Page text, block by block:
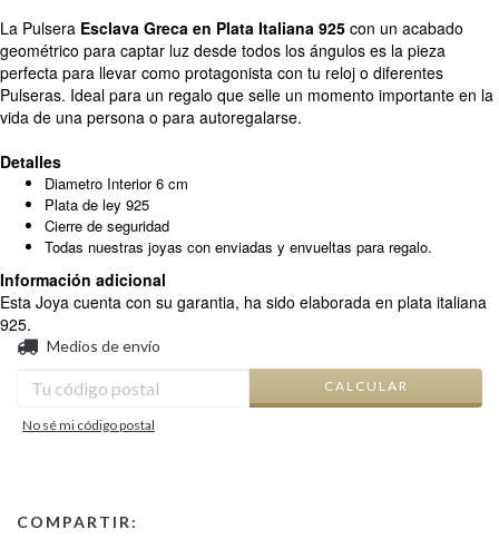
La Pulsera Esclava Greca en Plata Italiana 925 con un acabado
geométrico para captar luz desde todos los ángulos es la pieza
perfecta para llevar como protagonista con tu reloj o diferentes
Pulseras. Ideal para un regalo que selle un momento importante en la
vida de una persona o para autoregalarse.
Detalles
Diametro Interior 6 cm
Plata de ley 925
Cierre de seguridad
Todas nuestras joyas con enviadas y envueltas para regalo.
Información adicional
Esta Joya cuenta con su garantia, ha sido elaborada en plata italiana
925.
Entregas para el CP:
Medios de envío
CALCULAR
No sé mi código postal
COMPARTIR: